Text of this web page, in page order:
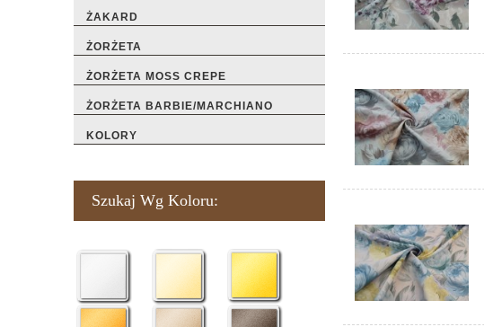
ŻAKARD
ŻORŻETA
ŻORŻETA MOSS CREPE
ŻORŻETA BARBIE/MARCHIANO
KOLORY
Szukaj Wg Koloru: